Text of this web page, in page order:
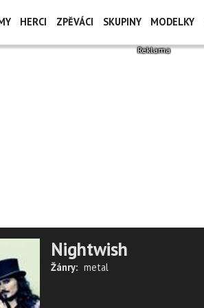
HERCI ZPĚVÁCI SKUPINY MODELKY
Nightwish
Žánry: metal